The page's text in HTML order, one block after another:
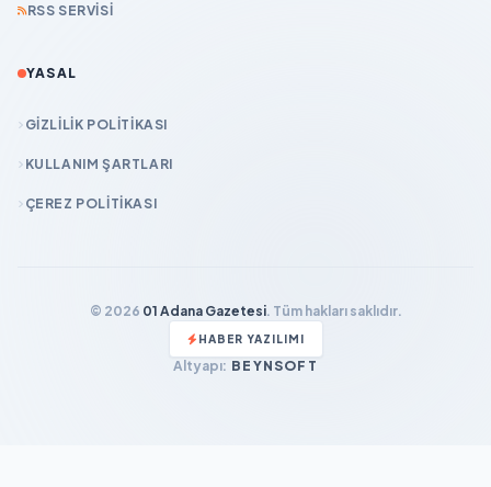
RSS SERVISI
YASAL
GIZLILIK POLITIKASI
KULLANIM ŞARTLARI
ÇEREZ POLITIKASI
© 2026 01 Adana Gazetesi. Tüm hakları saklıdır.
HABER YAZILIMI
Altyapı: BEYNSOFT